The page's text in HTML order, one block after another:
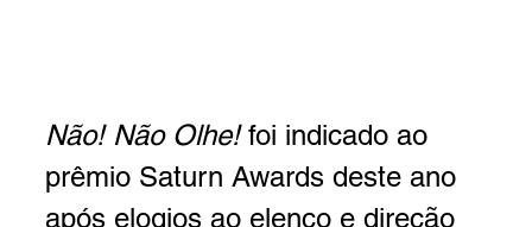
Não! Não Olhe! foi indicado ao
prêmio Saturn Awards deste ano
após elogios ao elenco e direção